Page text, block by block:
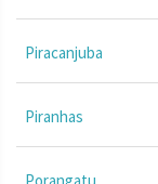
Piracanjuba
Piranhas